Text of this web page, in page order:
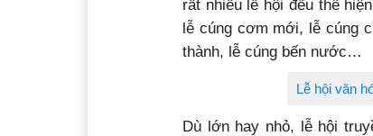
rất nhiều lễ hội đều thể
lễ cúng cơm mới, lễ cúng
thành, lễ cúng bến nước…
Lễ hội văn
Dù lớn hay nhỏ, lễ hội